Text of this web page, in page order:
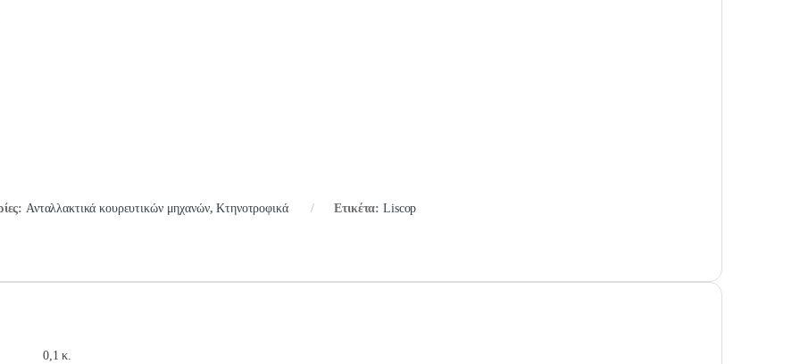
Ανταλλακτικά κουρευτικών μηχανών,Κτηνοτροφικά Ετικέτα:Liscop
0,1 κ.